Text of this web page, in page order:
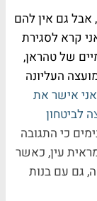
אבל גם אין להם
קרא לסגירת
של טהראן,
העליונה
אישר את
לביטחון
כי התגובה
עין, כאשר
גם עם בנות